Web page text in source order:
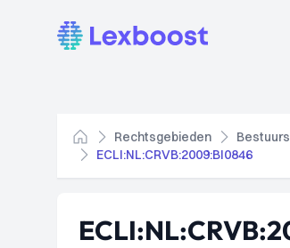
Lexboost
Home
Rechtsgebieden
ECLI:NL:CRVB:2009:BI0846